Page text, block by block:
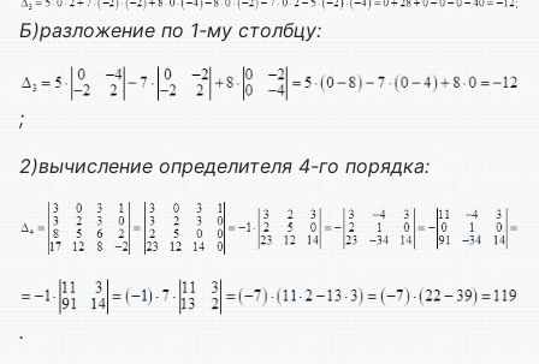
Б)разложение по 1-му столбцу:
;
2)вычисление определителя 4-го порядка:
.